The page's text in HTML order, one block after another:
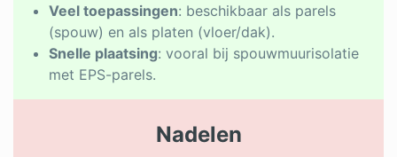
Veel toepassingen: beschikbaar als parels
(spouw) en als platen (vloer/dak).
Snelle plaatsing: vooral bij spouwmuurisolatie
met EPS-parels.
Nadelen